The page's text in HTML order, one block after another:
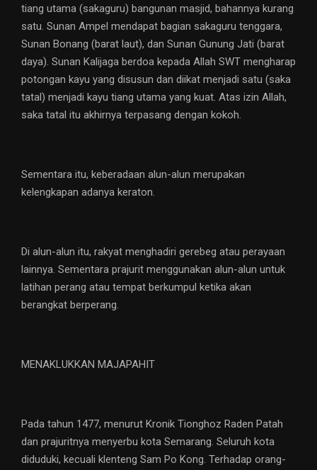
tiang utama (sakaguru) bangunan masjid, bahannya kurang
satu. Sunan Ampel mendapat bagian sakaguru tenggara,
Sunan Bonang (barat laut), dan Sunan Gunung Jati (barat
daya). Sunan Kalijaga berdoa kepada Allah SWT mengharap
potongan kayu yang disusun dan diikat menjadi satu (saka
tatal) menjadi kayu tiang utama yang kuat. Atas izin Allah,
saka tatal itu akhirnya terpasang dengan kokoh.
Sementara itu, keberadaan alun-alun merupakan
kelengkapan adanya keraton.
Di alun-alun itu, rakyat menghadiri gerebeg atau perayaan
lainnya. Sementara prajurit menggunakan alun-alun untuk
latihan perang atau tempat berkumpul ketika akan
berangkat berperang.
MENAKLUKKAN MAJAPAHIT
Pada tahun 1477, menurut Kronik Tionghoz Raden Patah
dan prajuritnya menyerbu kota Semarang. Seluruh kota
diduduki, kecuali klenteng Sam Po Kong. Terhadap orang-